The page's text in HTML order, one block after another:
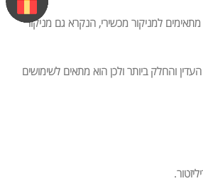
למניקור מכשירי, הנקרא גם מניקור
והחלק ביותר ולכן הוא מתאים לשימושים